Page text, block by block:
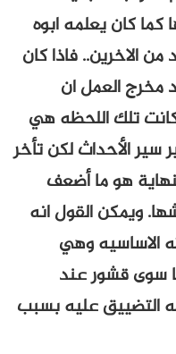
كان يعلمه ابوه
الاخرين.. فاذا كان
مخرج العمل ان
تلك اللحظه هي
سير الأحداث لكن تأخر
هو ما أضعف
ويمكن القول انه
الاساسيه وهي
سوى قشور عند
التضييق عليه بسبب